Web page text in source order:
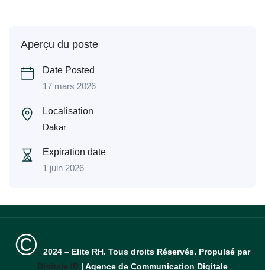
Aperçu du poste
Date Posted
17 mars 2026
Localisation
Dakar
Expiration date
1 juin 2026
©
2024 – Elite RH. Tous droits Réservés. Propulsé par
Digitale ID | Agence de Communication Digitale